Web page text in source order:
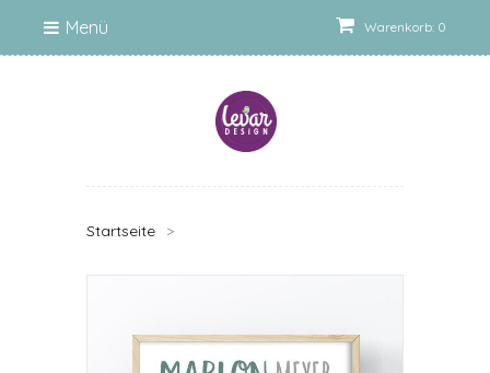
Warenkorb: 0
Menü
Startseite >